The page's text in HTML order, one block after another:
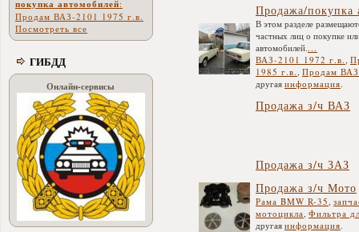
покупка автомобилей:
Продам ВАЗ-2101 1975 г.в.
Посмотреть все
ГИБДД
Онлайн-сервисы
Продажа/покупка
В этом разделе
частных лиц о покупке
автомобилей. ...
ВАЗ-2101 1972 г.в.
1985 г.в. Продам
другая информация
Продажа з/ч ВАЗ
Продажа з/ч ЗАЗ
Продажа з/ч Мото
Рама BMW R-35
мотоцикла Фильтра
другая информация